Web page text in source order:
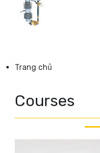
Trang chủ
Courses